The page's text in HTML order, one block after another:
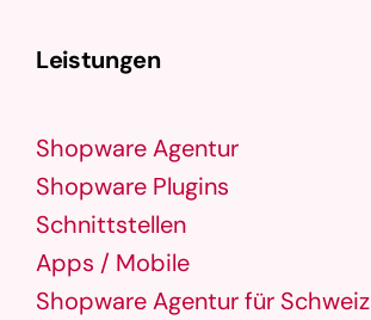
Leistungen
Shopware Agentur
Shopware Plugins
Schnittstellen
Apps / Mobile
Shopware Agentur für Schweiz